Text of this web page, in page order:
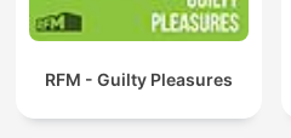
RFM - Guilty Pleasures